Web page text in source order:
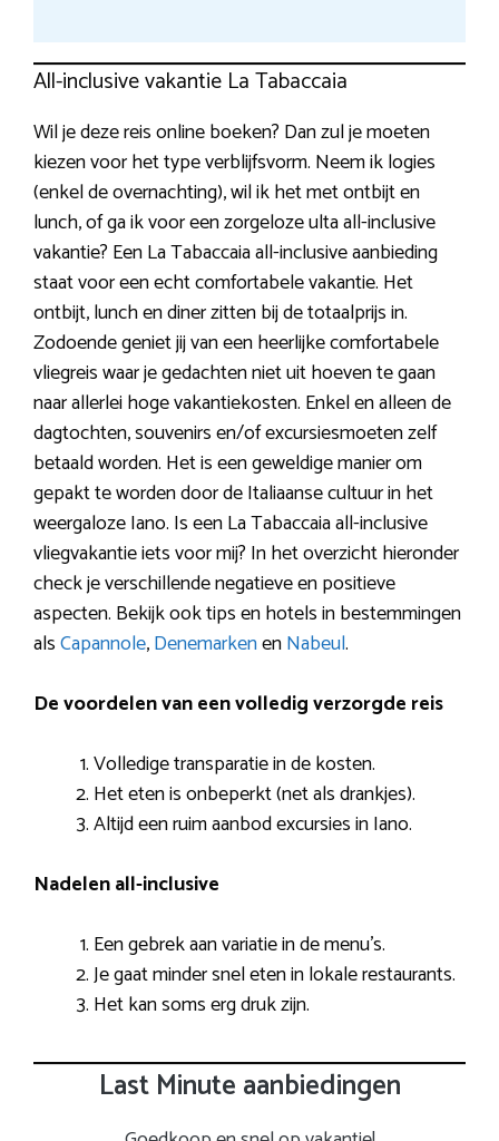
All-inclusive vakantie La Tabaccaia
Wil je deze reis online boeken? Dan zul je moeten
kiezen voor het type verblijfsvorm. Neem ik logies
(enkel de overnachting), wil ik het met ontbijt en
lunch, of ga ik voor een zorgeloze ulta all-inclusive
vakantie? Een La Tabaccaia all-inclusive aanbieding
staat voor een echt comfortabele vakantie. Het
ontbijt, lunch en diner zitten bij de totaalprijs in.
Zodoende geniet jij van een heerlijke comfortabele
vliegreis waar je gedachten niet uit hoeven te gaan
naar allerlei hoge vakantiekosten. Enkel en alleen de
dagtochten, souvenirs en/of excursiesmoeten zelf
betaald worden. Het is een geweldige manier om
gepakt te worden door de Italiaanse cultuur in het
weergaloze Iano. Is een La Tabaccaia all-inclusive
vliegvakantie iets voor mij? In het overzicht hieronder
check je verschillende negatieve en positieve
aspecten. Bekijk ook tips en hotels in bestemmingen
alsCapannole,DenemarkenenNabeul.
De voordelen van een volledig verzorgde reis
Volledige transparatie in de kosten.
Het eten is onbeperkt (net als drankjes).
Altijd een ruim aanbod excursies in Iano.
Nadelen all-inclusive
Een gebrek aan variatie in de menu’s.
Je gaat minder snel eten in lokale restaurants.
Het kan soms erg druk zijn.
Last Minute aanbiedingen